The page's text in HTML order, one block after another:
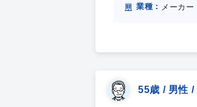
業種： メーカー
55歳 / 男性 /